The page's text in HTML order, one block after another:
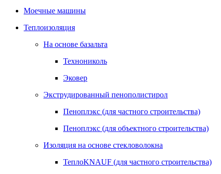
Моечные машины
Теплоизоляция
На основе базальта
Технониколь
Эковер
Экструдированный пенополистирол
Пеноплэкс (для частного строительства)
Пеноплэкс (для объектного строительства)
Изоляция на основе стекловолокна
ТеплоKNAUF (для частного строительства)